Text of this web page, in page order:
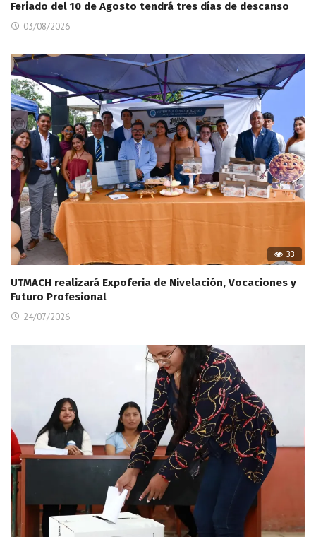
Feriado del 10 de Agosto tendrá tres días de descanso
03/08/2026
33
UTMACH realizará Expoferia de Nivelación, Vocaciones y
Futuro Profesional
24/07/2026